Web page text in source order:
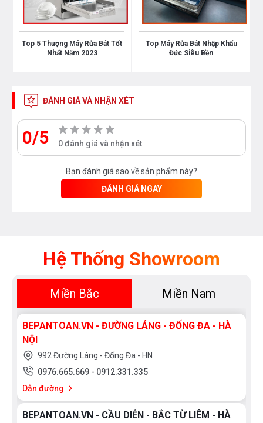
Top 5 Thượng Máy Rửa Bát Tốt
Nhất Năm 2023
Top Máy Rửa Bát Nhập Khẩu
Đức Siêu Bền
ĐÁNH GIÁ VÀ NHẬN XÉT
0/5 0 đánh giá và nhận xét
Bạn đánh giá sao về sản phẩm này?
ĐÁNH GIÁ NGAY
Hệ Thống Showroom
Miền Bắc Miền Nam
BEPANTOAN.VN - ĐƯỜNG LÁNG - ĐỐNG ĐA - HÀ
NỘI
992 Đường Láng - Đống Đa - HN
0976.665.669 - 0912.331.335
Dẫn đường
BEPANTOAN.VN - CẦU DIỄN - BẮC TỪ LIÊM - HÀ